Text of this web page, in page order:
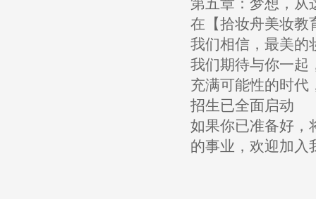
第五章：梦想，从
在【拾妆舟美妆教
我们相信，最美的
我们期待与你一起
充满可能性的时代
招生已全面启动
如果你已准备好，
的事业，欢迎加入